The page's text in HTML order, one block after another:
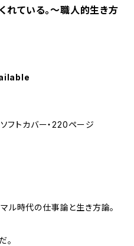
れている。～職人的生き方
トカバー・220ページ
ル時代の仕事論と生き方論。
。